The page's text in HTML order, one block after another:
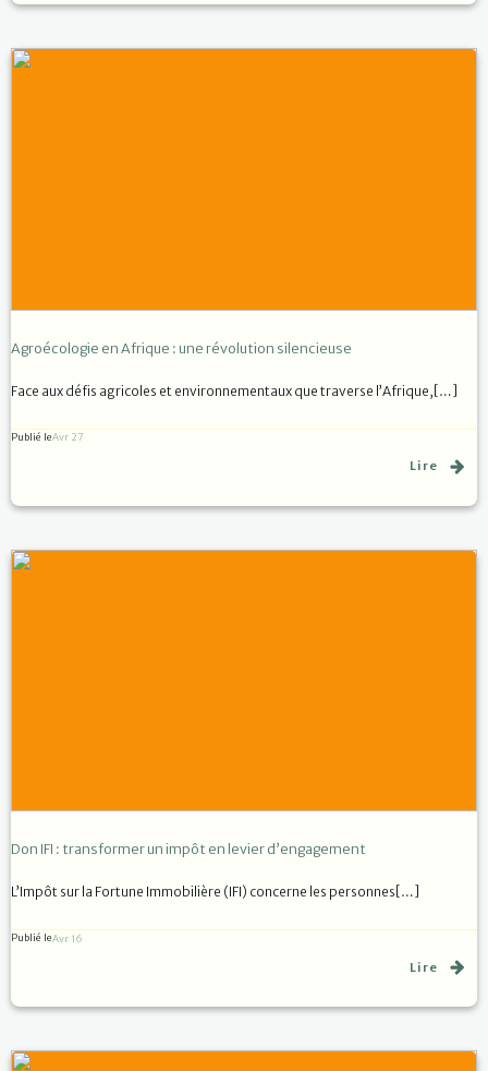
Agroécologie en Afrique : une révolution silencieuse
Face aux défis agricoles et environnementaux que traverse l’Afrique,[…]
Publié leAvr 27
Lire
Don IFI : transformer un impôt en levier d’engagement
L’Impôt sur la Fortune Immobilière (IFI) concerne les personnes[…]
Publié leAvr 16
Lire